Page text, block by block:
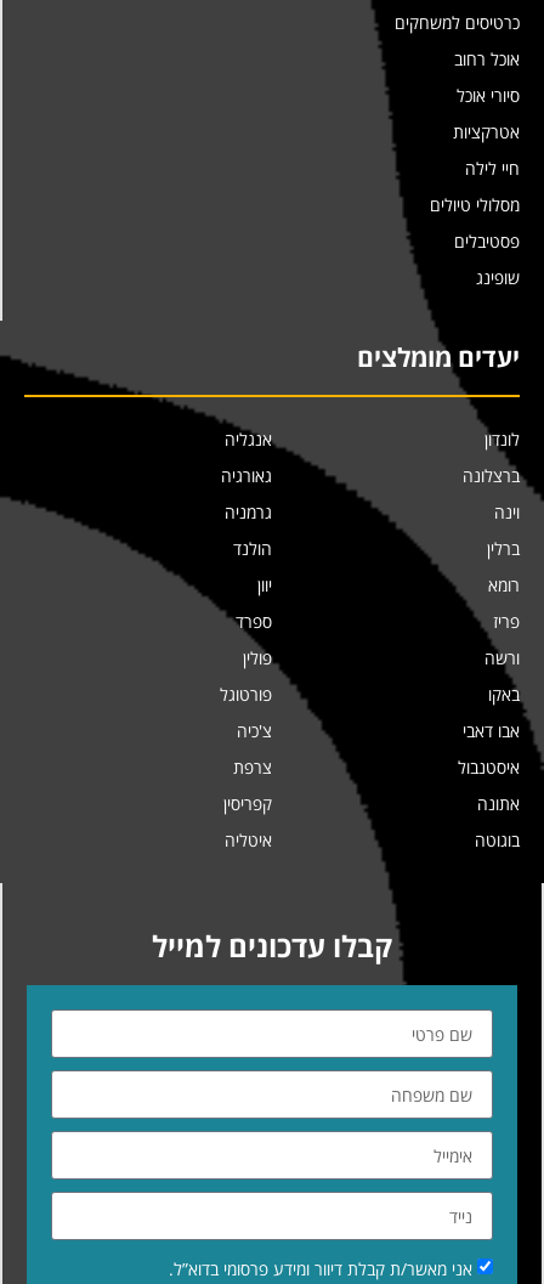
כרטיסים למשחקים
אוכל רחוב
סיורי אוכל
אטרקציות
חיי לילה
מסלולי טיולים
פסטיבלים
שופינג
יעדים מומלצים
לונדון
ברצלונה
וינה
ברלין
רומא
פריז
ורשה
באקו
אבו דאבי
איסטנבול
אתונה
בוגוטה
אנגליה
גאורגיה
גרמניה
הולנד
יוון
ספרד
פולין
פורטוגל
צ'כיה
צרפת
קפריסין
איטליה
קבלו עדכונים למייל
אני מאשר/ת קבלת דיוור ומידע פרסומי בדוא”ל.